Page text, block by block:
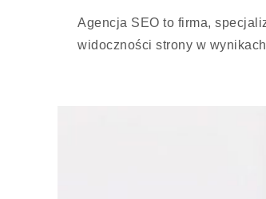
Agencja SEO to firma,
widoczności strony w